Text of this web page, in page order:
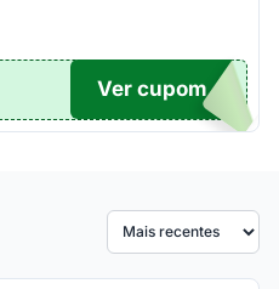
TICO
Ver cupom
Ordenar por